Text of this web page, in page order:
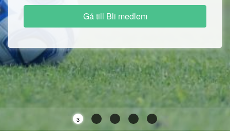
Gå till Bli medlem
3